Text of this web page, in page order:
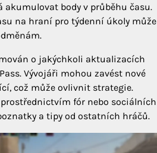
body v průběhu času.
na hraní pro týdenní úkoly může
o jakýchkoli aktualizacích
Vývojáři mohou zavést nové
což může ovlivnit strategie.
fór nebo sociálních
a tipy od ostatních hráčů.